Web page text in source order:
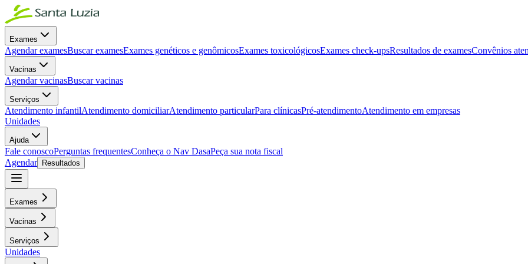
Exames
Agendar examesBuscar examesExames genéticos e genômicosExames toxicológicosExames check-upsResultados de examesConvênios
Vacinas
Agendar vacinasBuscar vacinas
Serviços
Atendimento infantilAtendimento domiciliarAtendimento particularPara clínicasPré-atendimentoAtendimento em empresas
Unidades
Ajuda
Fale conoscoPerguntas frequentesConheça o Nav DasaPeça sua nota fiscal
Agendar
Resultados
Exames
Vacinas
Serviços
Unidades